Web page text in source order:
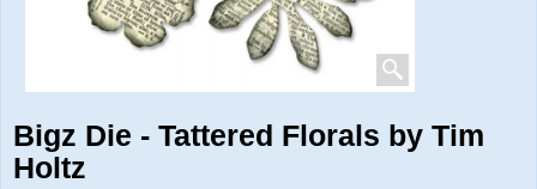
Bigz Die - Tattered Florals by Tim
Holtz